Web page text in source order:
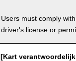
Users must comply
driver's license or
[Kart